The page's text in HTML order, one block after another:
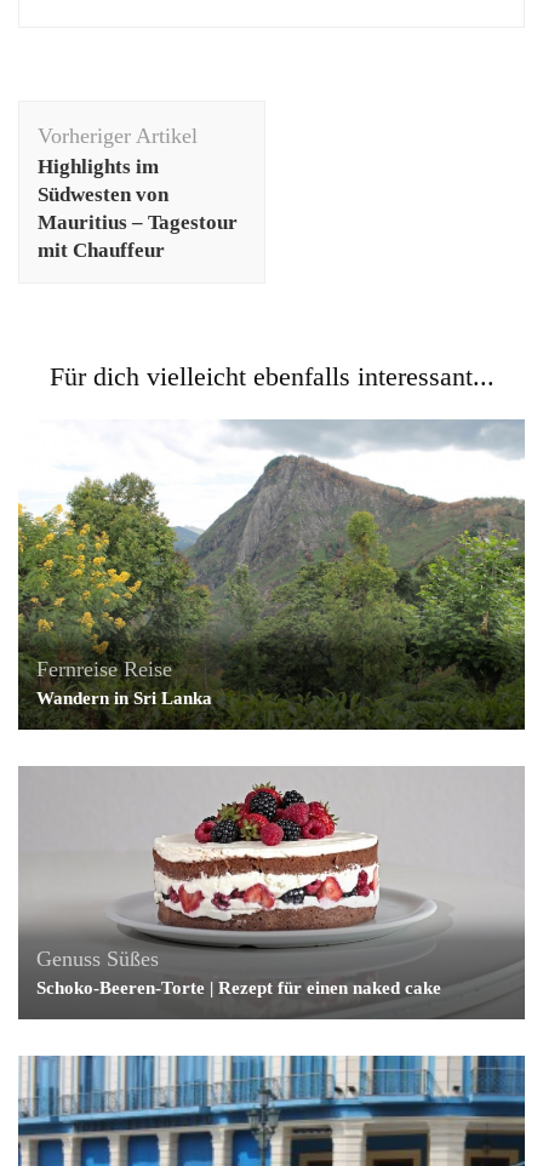
Vorheriger Artikel
Highlights im
Südwesten von
Mauritius – Tagestour
mit Chauffeur
Für dich vielleicht ebenfalls interessant...
Fernreise Reise
Wandern in Sri Lanka
Genuss Süßes
Schoko-Beeren-Torte | Rezept für einen naked cake